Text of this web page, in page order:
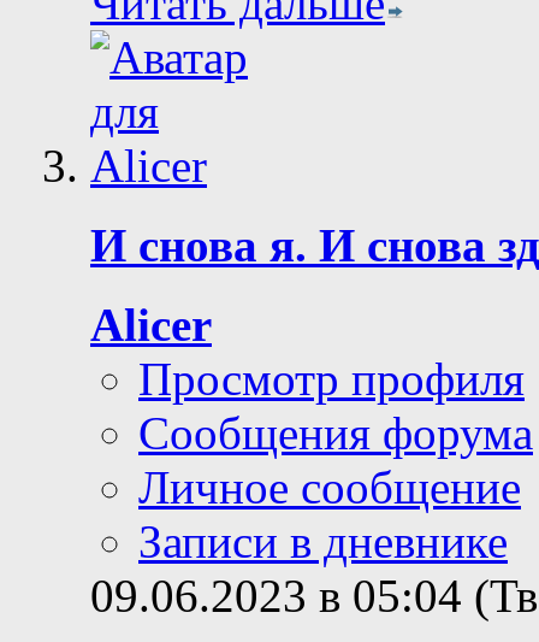
И снова я. И снова
Alicer
Просмотр профиля
Сообщения форума
Личное сообщение
Записи в дневнике
09.06.2023 в 05:04